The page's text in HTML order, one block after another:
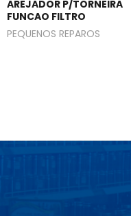
AREJADOR P/TORNEIRA
FUNCAO FILTRO
PEQUENOS REPAROS